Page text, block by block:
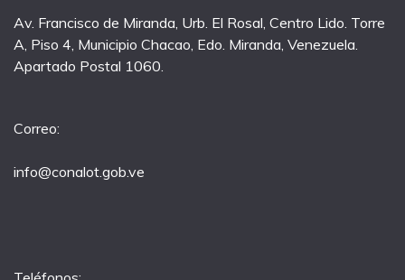
Av. Francisco de Miranda, Urb. El Rosal, Centro Lido. Torre
A, Piso 4, Municipio Chacao, Edo. Miranda, Venezuela.
Apartado Postal 1060.
Correo:
info@conalot.gob.ve